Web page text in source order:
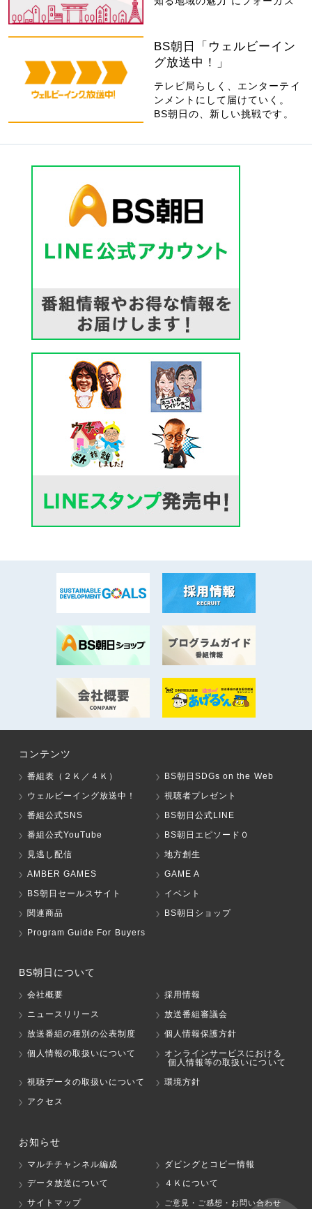
BS朝日「ウェルビーイン
グ放送中！」
テレビ局らしく、エンターテイ
ンメントにして届けていく。
BS朝日の、新しい挑戦です。
コンテンツ
番組表（２Ｋ／４Ｋ）
BS朝日SDGs on the Web
ウェルビーイング放送中！
視聴者プレゼント
番組公式SNS
BS朝日公式LINE
番組公式YouTube
BS朝日エピソード０
見逃し配信
地方創生
AMBER GAMES
GAME A
BS朝日セールスサイト
イベント
関連商品
BS朝日ショップ
Program Guide For Buyers
BS朝日について
会社概要
採用情報
ニュースリリース
放送番組審議会
放送番組の種別の公表制度
個人情報保護方針
個人情報の取扱いについて
オンラインサービスにおける
個人情報等の取扱いについて
視聴データの取扱いについて
環境方針
アクセス
お知らせ
マルチチャンネル編成
ダビングとコピー情報
データ放送について
４Ｋについて
サイトマップ
ご意見・ご感想・お問い合わせ